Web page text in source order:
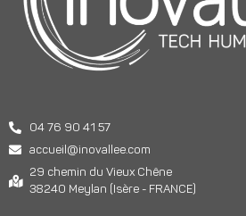
04 76 90 41 57
accueil@inovallee.com
29 chemin du Vieux Chêne
38240 Meylan (Isère - FRANCE)